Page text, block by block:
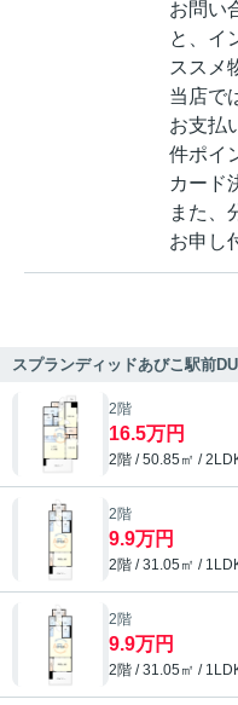
お問い
と、イ
ススメ
当店で
お支払
件ポイ
カード
また、
お申し
スプランディッドあびこ駅前
2階
16.5万円
2階 / 50.85㎡ /
2階
9.9万円
2階 / 31.05㎡ /
2階
9.9万円
2階 / 31.05㎡ /